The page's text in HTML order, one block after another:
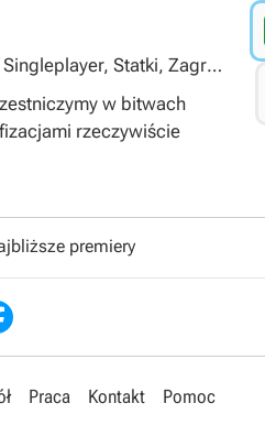
Statki, Zagraj
w bitwach
rzeczywiście
premiery
Praca Kontakt Pomoc